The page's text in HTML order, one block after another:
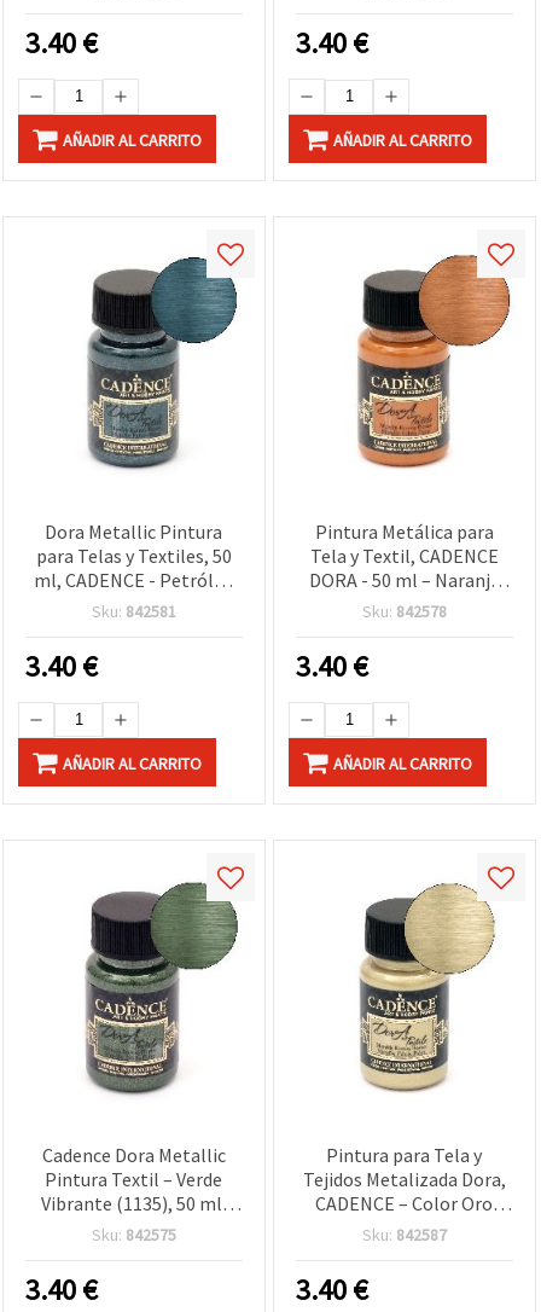
3.40€
AÑADIR AL CARRITO
algodón y vaquero
3.40€
AÑADIR AL CARRITO
Dora Metallic Pintura
para Telas y Textiles, 50
ml, CADENCE - Petróleo
(Teal) 1140, acabado
para ropa, vaqueros
(denim), lienzo y
manualidades DIY
Sku: 842581
3.40€
AÑADIR AL CARRITO
Pintura Metálica para
Tela y Textil, CADENCE
DORA - 50 ml – Naranja
1156, Acabado Brillante
Zapatos y Manualidades
Sku: 842578
3.40€
AÑADIR AL CARRITO
Cadence Dora Metallic
Pintura Textil – Verde
Vibrante (1135), 50 ml,
efecto metálico brillante
(denim) y lona
Sku: 842575
3.40€
Pintura para Tela y
Tejidos Metalizada Dora,
CADENCE – Color Oro
Blanco 1148 (Tono
Sku: 842587
3.40€